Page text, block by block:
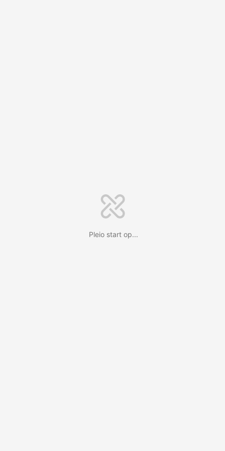
Pleio start op...